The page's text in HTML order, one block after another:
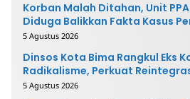
Korban Malah Ditahan, Unit
Diduga Balikkan Fakta Kasus
5 Agustus 2026
Dinsos Kota Bima Rangkul Eks
Radikalisme, Perkuat
5 Agustus 2026